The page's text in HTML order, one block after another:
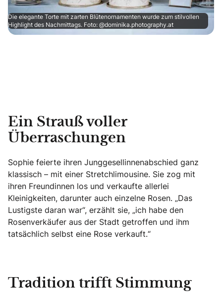
Die elegante Torte mit zarten Blütenornamenten wurde zum stilvollen
Highlight des Nachmittags. Foto: @dominika.photography.at
Ein Strauß voller
Überraschungen
Sophie feierte ihren Junggesellinnenabschied ganz
klassisch – mit einer Stretchlimousine. Sie zog mit
ihren Freundinnen los und verkaufte allerlei
Kleinigkeiten, darunter auch einzelne Rosen. „Das
Lustigste daran war“, erzählt sie, „ich habe den
Rosenverkäufer aus der Stadt getroffen und ihm
tatsächlich selbst eine Rose verkauft.“
Tradition trifft Stimmung